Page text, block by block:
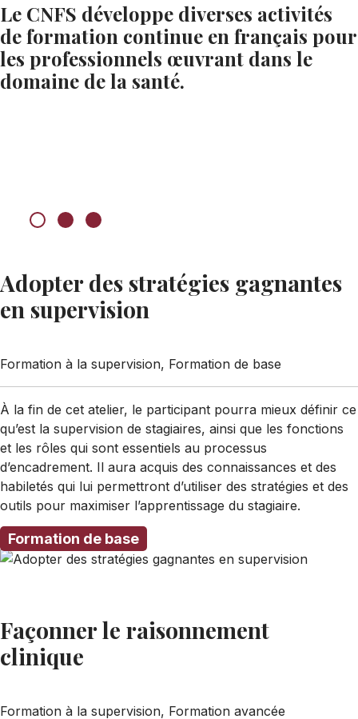
Le CNFS développe diverses activités
de formation continue en français pour
les professionnels œuvrant dans le
domaine de la santé.
Adopter des stratégies gagnantes
en supervision
Formation à la supervision, Formation de base
À la fin de cet atelier, le participant pourra mieux définir ce
qu’est la supervision de stagiaires, ainsi que les fonctions
et les rôles qui sont essentiels au processus
d’encadrement. Il aura acquis des connaissances et des
habiletés qui lui permettront d’utiliser des stratégies et des
outils pour maximiser l’apprentissage du stagiaire.
Formation de base
Façonner le raisonnement
clinique
Formation à la supervision, Formation avancée